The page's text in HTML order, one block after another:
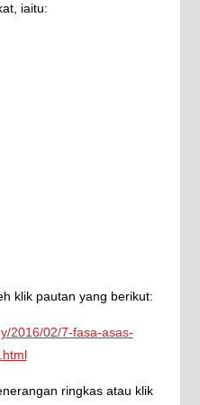
iaitu:
klik pautan yang berikut:
2016/02/7-fasa-asas-
ringkas atau klik